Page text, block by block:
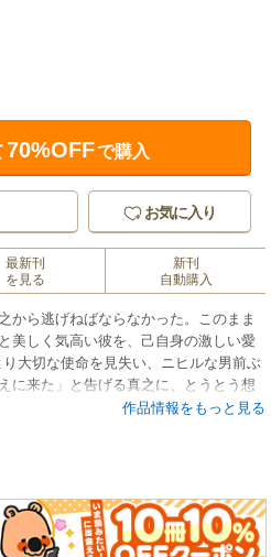
70%OFFで購入
お気に入り
最新刊
を見る
新刊
自動購入
から逃げねばならなかった。このまま
美しく気高い彼を、己自身の激しい愛
大切な使命を見失い、ニヒルな男前ぶ
に来た」と告げる真之に、とうとう想
ように淫らに貪ってしまうが…!? 闇社
作品情報をもっと見る